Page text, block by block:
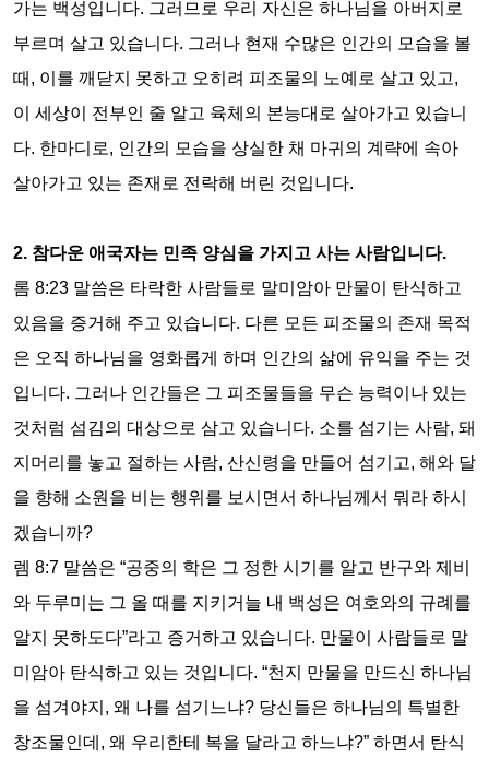
가는 백성입니다. 그러므로 우리 자신은 하나님을 아버지로
부르며 살고 있습니다. 그러나 현재 수많은 인간의 모습을 볼
때 , 이를 깨닫지 못하고 오히려 피조물의 노예로 살고 있고,
이 세상이 전부인 줄 알고 육체의 본능대로 살아가고 있습니
다. 한마디로, 인간의 모습을 상실한 채 마귀의 계략에 속아
살아가고 있는 존재로 전락해 버린 것입니다.
2. 참다운 애국자는 민족 양심을 가지고 사는 사람입니다.
롬 8:23 말씀은 타락한 사람들로 말미암아 만물이 탄식하고
있음을 증거해 주고 있습니다. 다른 모든 피조물의 존재 목적
은 오직 하나님을 영화롭게 하며 인간의 삶에 유익을 주는 것
입니다. 그러나 인간들은 그 피조물들을 무슨 능력이나 있는
것처럼 섬김의 대상으로 삼고 있습니다. 소를 섬기는 사람, 돼
지머리를 놓고 절하는 사람, 산신령을 만들어 섬기고, 해와 달
을 향해 소원을 비는 행위를 보시면서 하나님께서 뭐라 하시
겠습니까?
렘 8:7 말씀은 “공중의 학은 그 정한 시기를 알고 반구와 제비
와 두루미는 그 올 때를 지키거늘 내 백성은 여호와의 규례를
알지 못하도다”라고 증거하고 있습니다. 만물이 사람들로 말
미암아 탄식하고 있는 것입니다. “천지 만물을 만드신 하나님
을 섬겨야지 , 왜 나를 섬기느냐? 당신들은 하나님의 특별한
창조물인데 , 왜 우리한테 복을 달라고 하느냐?” 하면서 탄식